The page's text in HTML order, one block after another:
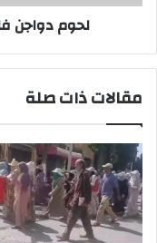
م
ة
ح
ا
ف
ل
ن
ة
ق
ب
ض
ة
د
لحوم دواجن
مقالات ذات صلة